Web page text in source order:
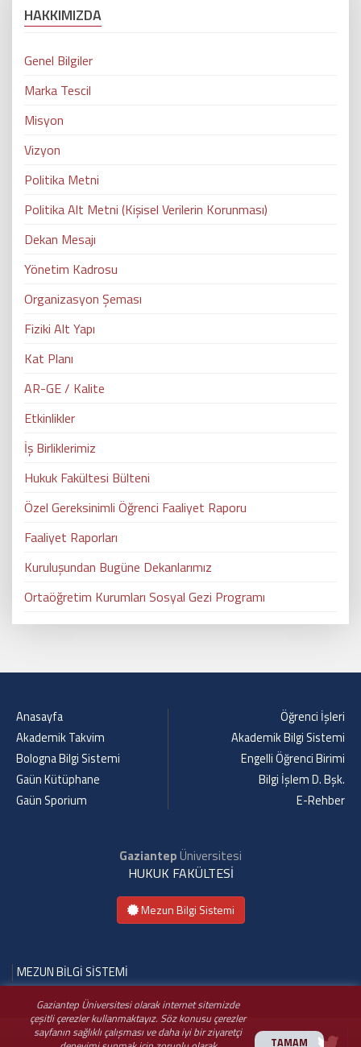
Gaziantep Üniversitesi olarak internet sitemizde
çeşitli çerezler kullanmaktayız. Söz konusu çerezler
sayfanın sağlıklı çalışması ve daha iyi bir ziyaretçi
TAMAM
HAKKIMIZDA
Genel Bilgiler
Marka Tescil
Misyon
Vizyon
Politika Metni
Politika Alt Metni (Kişisel Verilerin Korunması)
Dekan Mesajı
Yönetim Kadrosu
Organizasyon Şeması
Fiziki Alt Yapı
Kat Planı
AR-GE / Kalite
Etkinlikler
İş Birliklerimiz
Hukuk Fakültesi Bülteni
Özel Gereksinimli Öğrenci Faaliyet Raporu
Faaliyet Raporları
Kuruluşundan Bugüne Dekanlarımız
Ortaöğretim Kurumları Sosyal Gezi Programı
Anasayfa
Akademik Takvim
Bologna Bilgi Sistemi
Gaün Kütüphane
Gaün Sporium
Öğrenci İşleri
Akademik Bilgi Sistemi
Engelli Öğrenci Birimi
Bilgi İşlem D. Bşk.
E-Rehber
GaziantepÜniversitesi
HUKUK FAKÜLTESİ
Mezun Bilgi Sistemi
MEZUN BİLGİ SİSTEMİ